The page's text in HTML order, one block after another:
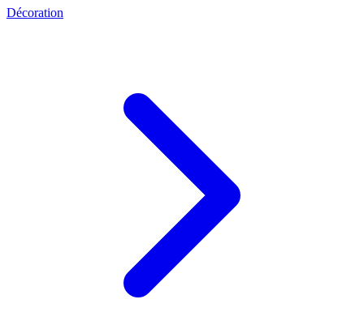
Décoration